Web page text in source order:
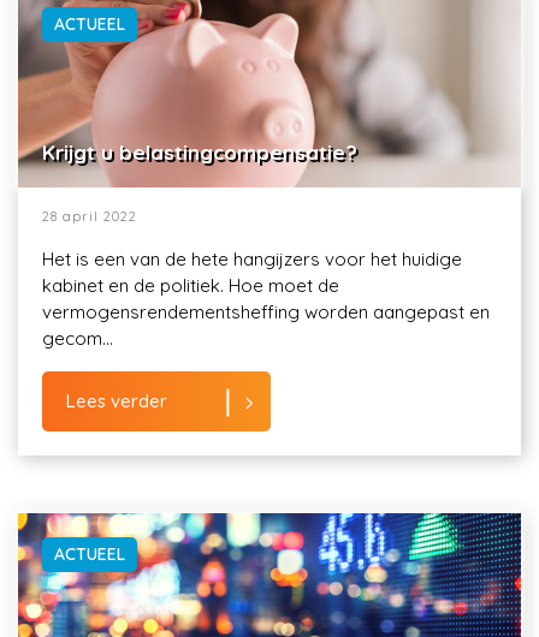
ACTUEEL
Krijgt u belastingcompensatie?
28 april 2022
Het is een van de hete hangijzers voor het huidige
kabinet en de politiek. Hoe moet de
vermogensrendementsheffing worden aangepast en
gecom...
Lees verder
ACTUEEL